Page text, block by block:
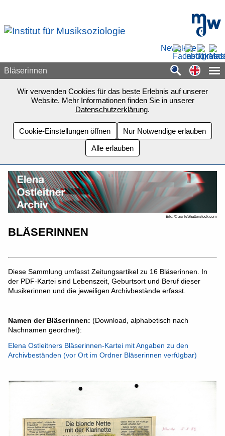
mdw -
Newsletter
Bläserinnen
Wir verwenden Cookies für das beste Erlebnis auf unserer
Website. Mehr Informationen finden Sie in unserer
Datenschutzerklärung.
Cookie-Einstellungen öffnen
Nur Notwendige erlauben
Alle erlauben
Bild: © zsnk/Shutterstock.com
BLÄSERINNEN
Diese Sammlung umfasst Zeitungsartikel zu 16 Bläserinnen. In
der PDF-Kartei sind Lebenszeit, Geburtsort und Beruf dieser
Musikerinnen und die jeweiligen Archivbestände erfasst.
Namen der Bläserinnen: (Download, alphabetisch nach
Nachnamen geordnet):
Elena Ostleitners Bläserinnen-Kartei mit Angaben zu den
Archivbeständen (vor Ort im Ordner Bläserinnen verfügbar)